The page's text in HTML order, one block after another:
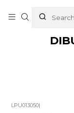
LPU013050|